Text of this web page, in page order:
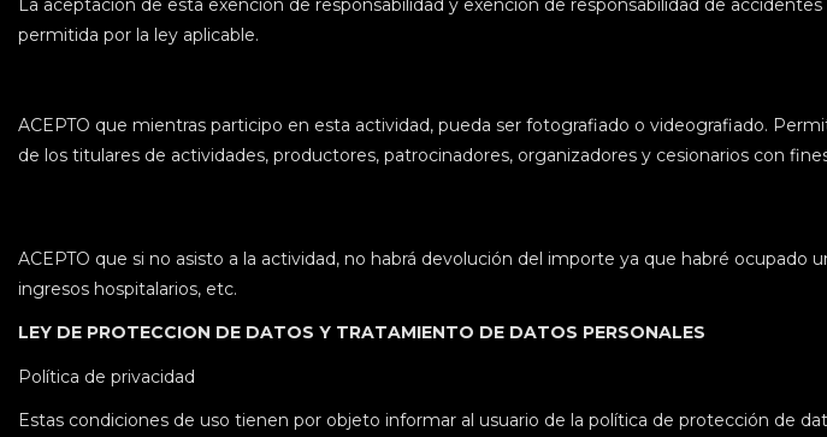
La aceptación de esta exención de responsabilidad y exención de responsabilidad de
permitida por la ley aplicable.
ACEPTO que mientras participo en esta actividad, pueda ser fotografiado o videografiado.
de los titulares de actividades, productores, patrocinadores, organizadores y cesionarios con
ACEPTO que si no asisto a la actividad, no habrá devolución del importe ya que habré
ingresos hospitalarios, etc.
LEY DE PROTECCION DE DATOS Y TRATAMIENTO DE DATOS PERSONALES
Política de privacidad
Estas condiciones de uso tienen por objeto informar al usuario de la política de protección de